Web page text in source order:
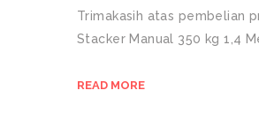
Trimakasih atas pembelian
Stacker Manual 350 kg 1,4
READ MORE